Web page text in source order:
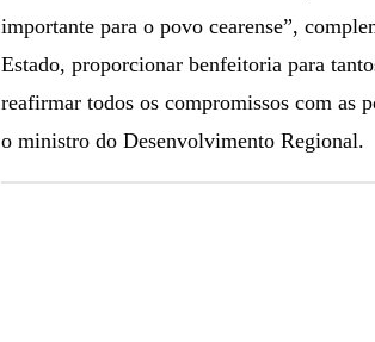
importante para o povo cearense”,
Estado, proporcionar benfeitoria para
reafirmar todos os compromissos com as
o ministro do Desenvolvimento Regional.